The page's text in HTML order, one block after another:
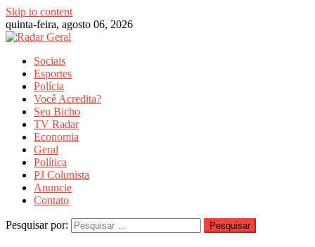
Skip to content
quinta-feira, agosto 06, 2026
Sociais
Esportes
Polícia
Você Acredita?
Seu Bicho
TV Radar
Economia
Geral
Política
PJ Colunista
Anuncie
Contato
Pesquisar por: